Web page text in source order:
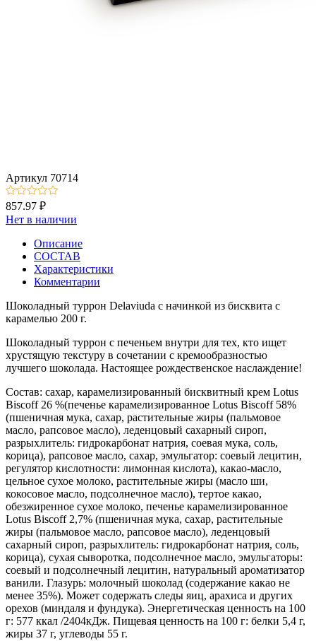
Артикул 70714
857.97 ₽
Нет в наличии
Описание
СОСТАВ
Характеристики
Комментарии
Шоколадный туррон Delaviuda с начинкой из бисквита с
карамелью 200 г.
Шоколадный туррон с печеньем внутри для тех, кто ищет
хрустящую текстуру в сочетании с кремообразностью
лучшего шоколада. Настоящее рождественское наслаждение!
Состав: сахар, карамелизированный бисквитный крем Lotus
Biscoff 26 %(печенье карамелизированное Lotus Biscoff 58%
(пшеничная мука, сахар, растительные жиры (пальмовое
масло, рапсовое масло), леденцовый сахарный сироп,
разрыхлитель: гидрокарбонат натрия, соевая мука, соль,
корица), рапсовое масло, сахар, эмульгатор: соевый лецитин,
регулятор кислотности: лимонная кислота), какао-масло,
цельное сухое молоко, растительные жиры (масло ши,
кокосовое масло, подсолнечное масло), тертое какао,
обезжиренное сухое молоко, печенье карамелизированное
Lotus Biscoff 2,7% (пшеничная мука, сахар, растительные
жиры (пальмовое масло, рапсовое масло), леденцовый
сахарный сироп, разрыхлитель: гидрокарбонат натрия, соль,
корица), сухая сыворотка, подсолнечное масло, эмульгаторы:
соевый и подсолнечный лецитин, натуральный ароматизатор
ванили. Глазурь: молочный шоколад (содержание какао не
менее 35%). Может содержать следы яиц, арахиса и других
орехов (миндаля и фундука). Энергетическая ценность на 100
г: 577 ккал /2404кДж. Пищевая ценность на 100 г: белки 5,4 г,
жиры 37 г, углеводы 55 г.